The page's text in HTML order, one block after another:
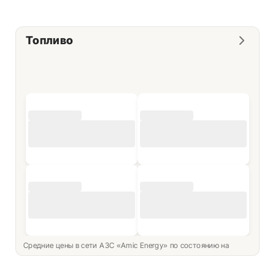
Топливо
Средние цены в сети АЗС «Amic Energy» по состоянию на